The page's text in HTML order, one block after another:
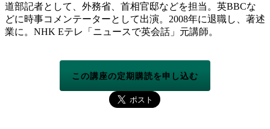
道部記者として、外務省、首相官邸などを担当。英BBCな
どに時事コメンテーターとして出演。2008年に退職し、著述
業に。NHK Eテレ「ニュースで英会話」元講師。
この講座の定期購読を申し込む